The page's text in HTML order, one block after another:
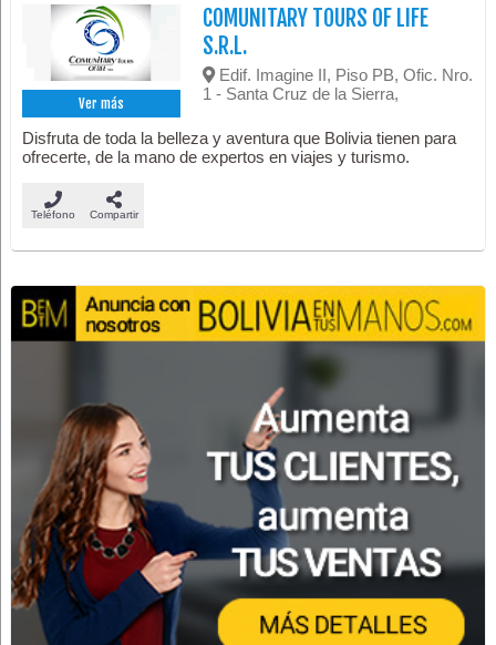
Ver más
COMUNITARY TOURS OF LIFE
S.R.L.
Edif. Imagine II, Piso PB, Ofic. Nro.
1 - Santa Cruz de la Sierra,
Disfruta de toda la belleza y aventura que Bolivia tienen para
ofrecerte, de la mano de expertos en viajes y turismo.
Teléfono Compartir